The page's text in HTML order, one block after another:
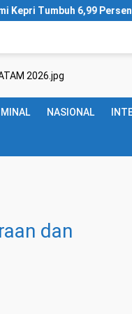
6,99 Persen, Investasi
NASIONAL
dan